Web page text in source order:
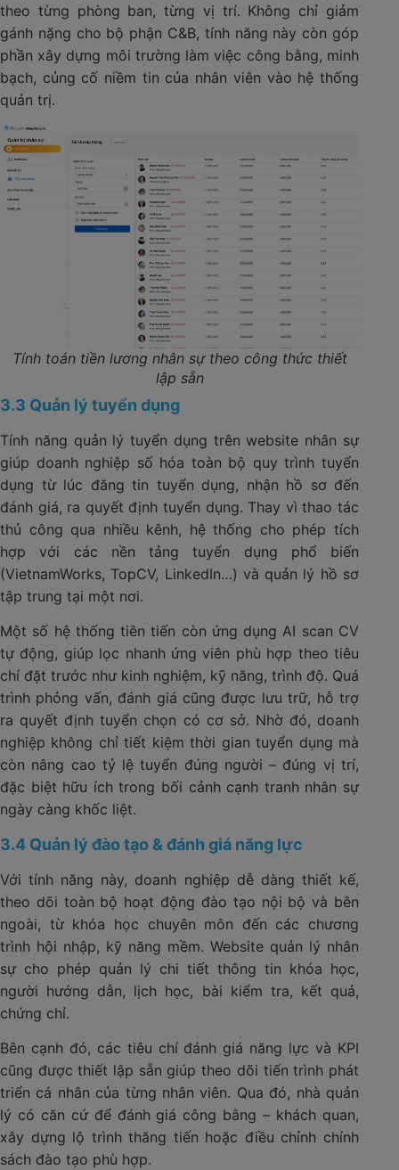
theo từng phòng ban, từng vị trí. Không chỉ giảm
gánh nặng cho bộ phận C&B, tính năng này còn góp
phần xây dựng môi trường làm việc công bằng, minh
bạch, củng cố niềm tin của nhân viên vào hệ thống
quản trị.
Tính toán tiền lương nhân sự theo công thức thiết
lập sẵn
3.3 Quản lý tuyển dụng
Tính năng quản lý tuyển dụng trên website nhân sự
giúp doanh nghiệp số hóa toàn bộ quy trình tuyển
dụng từ lúc đăng tin tuyển dụng, nhận hồ sơ đến
đánh giá, ra quyết định tuyển dụng. Thay vì thao tác
thủ công qua nhiều kênh, hệ thống cho phép tích
hợp với các nền tảng tuyển dụng phổ biến
(VietnamWorks, TopCV, LinkedIn…) và quản lý hồ sơ
tập trung tại một nơi.
Một số hệ thống tiên tiến còn ứng dụng AI scan CV
tự động, giúp lọc nhanh ứng viên phù hợp theo tiêu
chí đặt trước như kinh nghiệm, kỹ năng, trình độ. Quá
trình phỏng vấn, đánh giá cũng được lưu trữ, hỗ trợ
ra quyết định tuyển chọn có cơ sở. Nhờ đó, doanh
nghiệp không chỉ tiết kiệm thời gian tuyển dụng mà
còn nâng cao tỷ lệ tuyển đúng người – đúng vị trí,
đặc biệt hữu ích trong bối cảnh cạnh tranh nhân sự
ngày càng khốc liệt.
3.4 Quản lý đào tạo & đánh giá năng lực
Với tính năng này, doanh nghiệp dễ dàng thiết kế,
theo dõi toàn bộ hoạt động đào tạo nội bộ và bên
ngoài, từ khóa học chuyên môn đến các chương
trình hội nhập, kỹ năng mềm. Website quản lý nhân
sự cho phép quản lý chi tiết thông tin khóa học,
người hướng dẫn, lịch học, bài kiểm tra, kết quả,
chứng chỉ.
Bên cạnh đó, các tiêu chí đánh giá năng lực và KPI
cũng được thiết lập sẵn giúp theo dõi tiến trình phát
triển cá nhân của từng nhân viên. Qua đó, nhà quản
lý có căn cứ để đánh giá công bằng – khách quan,
xây dựng lộ trình thăng tiến hoặc điều chỉnh chính
sách đào tạo phù hợp.